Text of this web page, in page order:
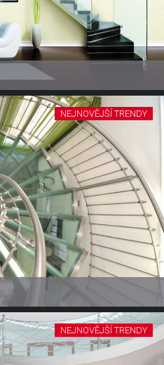
NEJNOVĚJŠÍ TRENDY
NEJNOVĚJŠÍ TRENDY